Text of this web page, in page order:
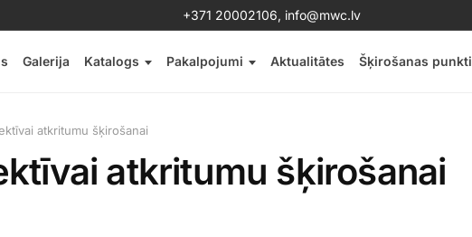
+371 20002106, info@mwc.lv
Galerija Katalogs Pakalpojumi Aktualitātes Šķirošanas punkti
atkritumu šķirošanai
atkritumu šķirošanai